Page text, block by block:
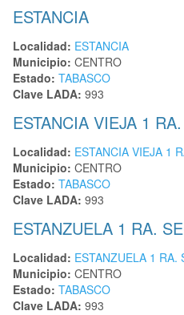
ESTANCIA
Localidad: ESTANCIA
Municipio: CENTRO
Estado: TABASCO
Clave LADA: 993
ESTANCIA VIEJA 1
Localidad: ESTANCIA VIEJA 1
Municipio: CENTRO
Estado: TABASCO
Clave LADA: 993
ESTANZUELA 1 RA.
Localidad: ESTANZUELA 1 RA.
Municipio: CENTRO
Estado: TABASCO
Clave LADA: 993